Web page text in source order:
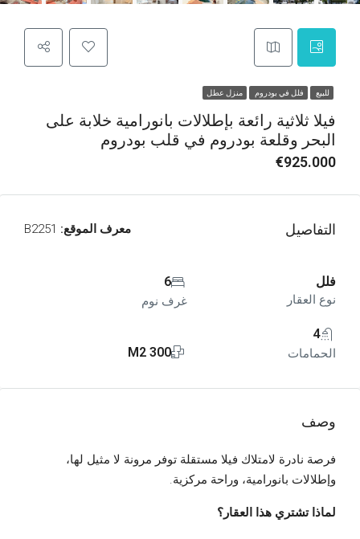
للبيع فلل في بودروم منزل عطل
فيلا ثلاثية رائعة بإطلالات بانورامية خلابة على
البحر وقلعة بودروم في قلب بودروم
€925.000
التفاصيل معرف الموقع:
فلل
نوع العقار
6
غرف نوم
4
الحمامات 300 M2
وصف
فرصة نادرة لامتلاك فيلا مستقلة توفر مرونة لا مثيل لها،
وإطلالات بانورامية، وراحة مركزية.
لماذا تشتري هذا العقار؟